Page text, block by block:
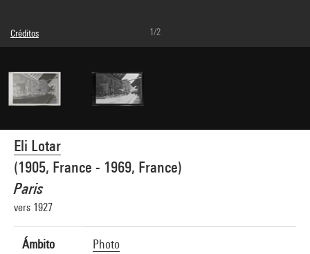
Eli Lotar
(1905, France - 1969, France)
Paris
vers 1927
Ámbito Photo
Créditos
© Eli Lotar
Referencia de la imagen : 4G30520
Difusión de la imagen :
GrandPalaisRmnPhoto
1/2